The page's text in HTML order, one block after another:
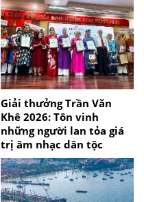
Giải thưởng Trần Văn
Khê 2026: Tôn vinh
những người lan tỏa giá
trị âm nhạc dân tộc